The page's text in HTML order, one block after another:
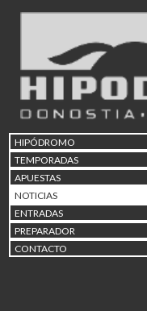
HIPÓDROMO
TEMPORADAS
APUESTAS
NOTICIAS
ENTRADAS
PREPARADOR
CONTACTO